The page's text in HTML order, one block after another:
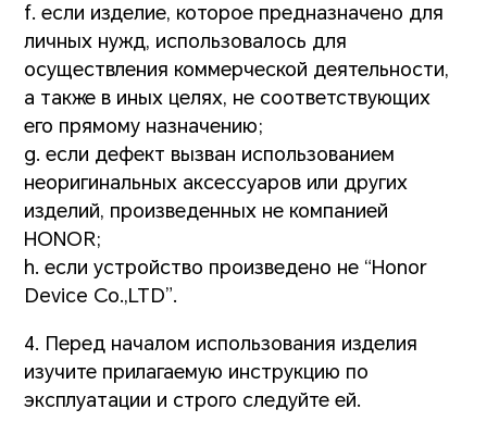
f. если изделие, которое предназначено для
личных нужд, использовалось для
осуществления коммерческой деятельности,
а также в иных целях, не соответствующих
его прямому назначению;
g. если дефект вызван использованием
неоригинальных аксессуаров или других
изделий, произведенных не компанией
HONOR;
h. если устройство произведено не “Honor
Device Co.,LTD”.
4. Перед началом использования изделия
изучите прилагаемую инструкцию по
эксплуатации и строго следуйте ей.